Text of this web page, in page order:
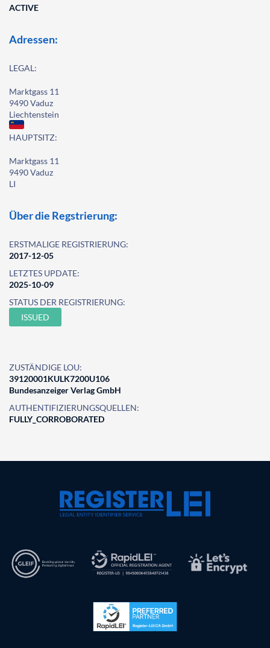
ACTIVE
Adressen:
LEGAL:
Marktgass 11
9490 Vaduz
Liechtenstein
HAUPTSITZ:
Marktgass 11
9490 Vaduz
LI
Über die Regstrierung:
ERSTMALIGE REGISTRIERUNG:
2017-12-05
LETZTES UPDATE:
2025-10-09
STATUS DER REGISTRIERUNG:
ISSUED
ZUSTÄNDIGE LOU:
39120001KULK7200U106
Bundesanzeiger Verlag GmbH
AUTHENTIFIZIERUNGSQUELLEN:
FULLY_CORROBORATED